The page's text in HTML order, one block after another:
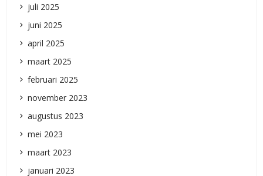
juli 2025
juni 2025
april 2025
maart 2025
februari 2025
november 2023
augustus 2023
mei 2023
maart 2023
januari 2023